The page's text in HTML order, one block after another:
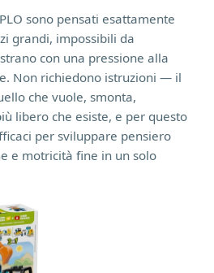
sono pensati esattamente
grandi, impossibili da
con una pressione alla
Non richiedono istruzioni — il
che vuole, smonta,
libero che esiste, e per questo
per sviluppare pensiero
e motricità fine in un solo